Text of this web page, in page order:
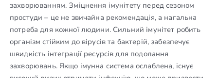
захворюванням. Зміцнення імунітету перед сезоном
простуди – це не звичайна рекомендація, а нагальна
потреба для кожної людини. Сильний імунітет робить
організм стійким до вірусів та бактерій, забезпечує
швидкість інтеграції ресурсів для подолання
захворювань. Якщо імунна система ослаблена, існує